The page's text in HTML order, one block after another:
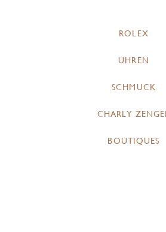
ROLEX
UHREN
SCHMUCK
CHARLY
BOUTIQUES